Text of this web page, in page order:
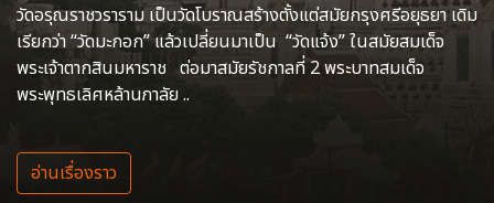
วัดอรุณราชวราราม เป็นวัดโบราณสร้างตั้งแต่สมัยกรุงศรีอยุธยา เดิม
เรียกว่า “วัดมะกอก” แล้วเปลี่ยนมาเป็น “วัดแจ้ง” ในสมัยสมเด็จ
พระเจ้าตากสินมหาราช ต่อมาสมัยรัชกาลที่ 2 พระบาทสมเด็จ
พระพุทธเลิศหล้านภาลัย ..
อ่านเรื่องราว